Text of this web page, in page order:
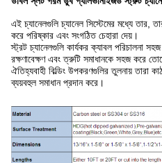
এই চ্যানেলগুলি চ্যানেল সিস্টেমের মধ্যে তার,
করে পরিষ্কার এবং সংগঠিত চেহারা দেয়।
স্ট্রট চ্যানেলগুলি কার্যকর ক্যাবল পরিচালনা
রক্ষণাবেক্ষণ এবং ত্রুটি সমাধানকে সহজ করে
ঐতিহ্যবাহী বিল্ডিং উপকরণগুলির তুলনায় তারা
ব্যয়বহুল সমাধান প্রদান করে।